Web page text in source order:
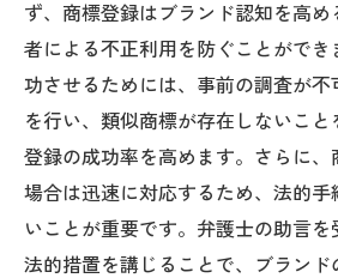
ず、商標登録はブランド認知を高
者による不正利用を防ぐことがで
功させるためには、事前の調査が
を行い、類似商標が存在しないこと
登録の成功率を高めます。さらに、
場合は迅速に対応するため、法的手
いことが重要です。弁護士の助言を
法的措置を講じることで、ブランド